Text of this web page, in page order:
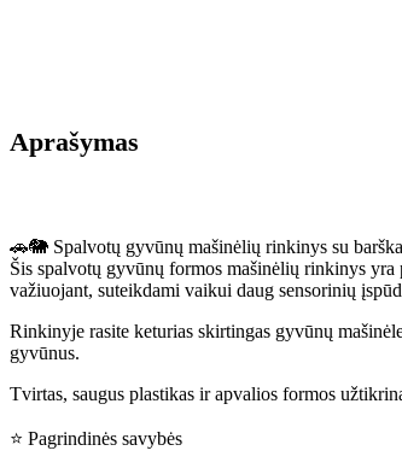
Aprašymas
🚗🐘 Spalvotų gyvūnų mašinėlių rinkinys su
Šis spalvotų gyvūnų formos mašinėlių rinkinys
važiuojant, suteikdami vaikui daug sensorinių
Rinkinyje rasite keturias skirtingas gyvūnų
gyvūnus.
Tvirtas, saugus plastikas ir apvalios formos
⭐ Pagrindinės savybės